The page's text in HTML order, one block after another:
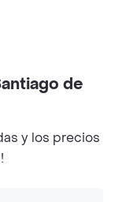
de
y los precios